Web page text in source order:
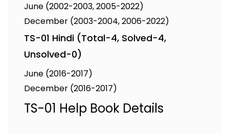
June (2002-2003, 2005-2022)
December (2003-2004, 2006-2022)
TS-01 Hindi (Total-4, Solved-4,
Unsolved-0)
June (2016-2017)
December (2016-2017)
TS-01 Help Book Details